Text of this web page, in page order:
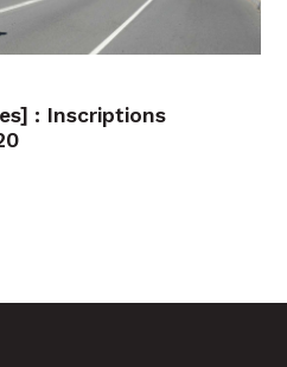
: Inscriptions